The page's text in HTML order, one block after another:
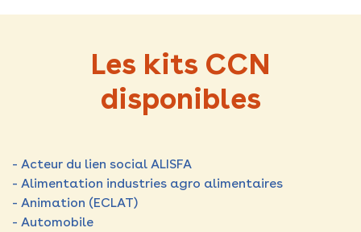
Les kits CCN
disponibles
- Acteur du lien social ALISFA
- Alimentation industries agro alimentaires
- Animation (ECLAT)
- Automobile